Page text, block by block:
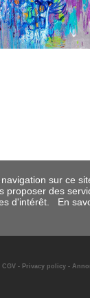
2014
CGV- Privacy policy-
sur ce
proposer des
d'intérêt. En